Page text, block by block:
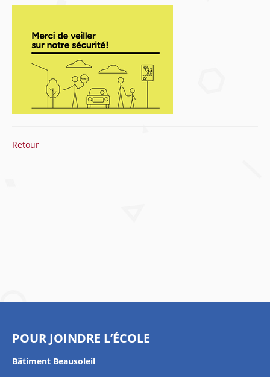
Retour
POUR JOINDRE L’ÉCOLE
Bâtiment Beausoleil